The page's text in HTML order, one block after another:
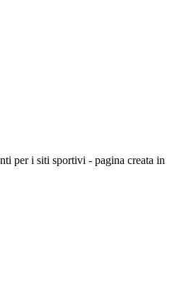
per i siti sportivi - pagina creata in